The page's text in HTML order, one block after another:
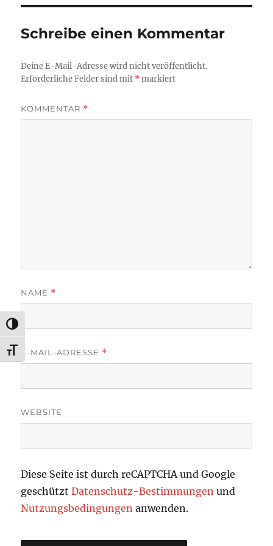
UMSCHALTEN AUF HOHE KONTRASTE
SCHRIFT VERGRÖSSERN
Schreibe einen Kommentar
Deine E-Mail-Adresse wird nicht veröffentlicht.
Erforderliche Felder sind mit *markiert
KOMMENTAR *
NAME *
E-MAIL-ADRESSE *
WEBSITE
Diese Seite ist durch reCAPTCHA und Google
geschütztDatenschutz-Bestimmungen und
Nutzungsbedingungen anwenden.